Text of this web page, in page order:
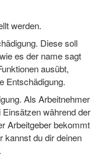
werden.
Diese soll
es der name sagt
ausübt,
Entschädigung.
Als Arbeitnehmer
während der
Arbeitgeber bekommt
kannst du dir deinen